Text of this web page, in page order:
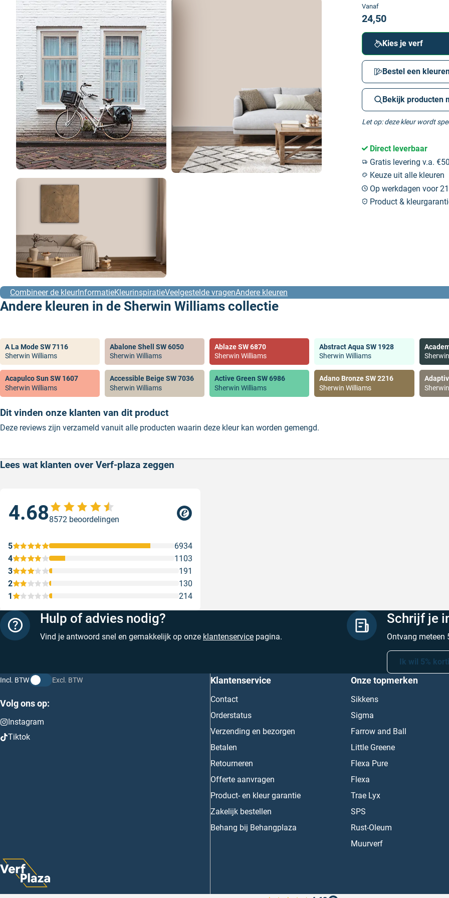
Vanaf
24,50
Kies je verf
Bestel een
Bekijk producten
Let op: deze kleur wordt
Direct leverbaar
Gratis levering v.a.
Keuze uit alle kleuren
Op werkdagen voor
Product &
Combineer de kleurInformatieKleurinspiratieVeelgestelde vragenAndere kleuren
Andere kleuren in de Sherwin Williams collectie
A La Mode SW 7116
Sherwin Williams
Abalone Shell SW 6050
Sherwin Williams
Ablaze SW 6870
Sherwin Williams
Abstract Aqua SW 1928
Sherwin Williams
Acapulco Sun SW 1607
Sherwin Williams
Accessible Beige SW 7036
Sherwin Williams
Active Green SW 6986
Sherwin Williams
Adano Bronze SW 2216
Sherwin Williams
Dit vinden onze klanten van dit product
Deze reviews zijn verzameld vanuit alle producten waarin deze kleur kan worden gemengd.
Lees wat klanten over Verf-plaza zeggen
4.688572 beoordelingen
1 214
2 130
3 191
4 1103
5 6934
Hulp of advies nodig?
Vind je antwoord snel en gemakkelijk op onze klantenservice pagina.
Schrijf je
Ontvang meteen
Ik wil 5%
Incl. BTW Excl. BTW
Volg ons op:
Instagram
Tiktok
Klantenservice
Contact
Orderstatus
Verzending en bezorgen
Betalen
Retourneren
Offerte aanvragen
Product- en kleur garantie
Zakelijk bestellen
Behang bij Behangplaza
Onze topmerken
Sikkens
Sigma
Farrow and Ball
Little Greene
Flexa Pure
Flexa
Trae Lyx
SPS
Rust-Oleum
Muurverf